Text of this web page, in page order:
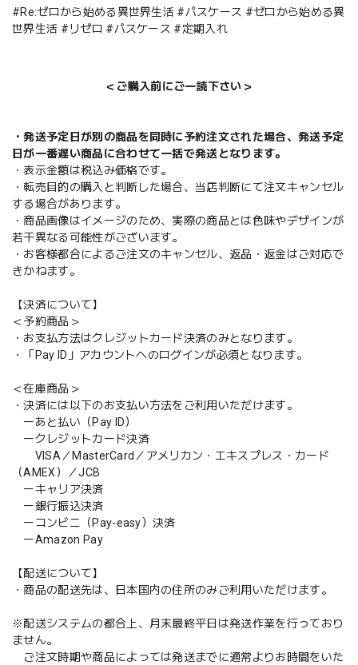
#Re:ゼロから始める異世界生活 #パスケース #ゼロから始める異
世界生活 #リゼロ #パスケース #定期入れ
＜ご購入前にご一読下さい＞
・発送予定日が別の商品を同時に予約注文された場合、発送予定
日が一番遅い商品に合わせて一括で発送となります。
・表示金額は税込み価格です。
・転売目的の購入と判断した場合、当店判断にて注文キャンセル
する場合があります。
・商品画像はイメージのため、実際の商品とは色味やデザインが
若干異なる可能性がございます。
・お客様都合によるご注文のキャンセル、返品・返金はご対応で
きかねます。
【決済について】
＜予約商品＞
・お支払方法はクレジットカード決済のみとなります。
・「Pay ID」アカウントへのログインが必須となります。
＜在庫商品＞
・決済には以下のお支払い方法をご利用いただけます。
ーあと払い（Pay ID）
ークレジットカード決済
VISA／MasterCard／アメリカン・エキスプレス・カード
（AMEX）／JCB
ーキャリア決済
ー銀行振込決済
ーコンビニ（Pay-easy）決済
ーAmazon Pay
【配送について】
・商品の配送先は、日本国内の住所のみご利用いただけます。
※配送システムの都合上、月末最終平日は発送作業を行っており
ません。
ご注文時期や商品によっては発送までに通常よりお時間をいた